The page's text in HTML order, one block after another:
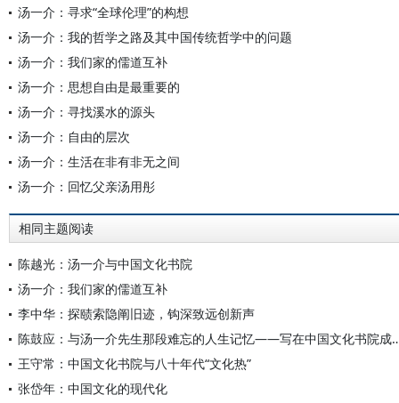
汤一介：寻求“全球伦理”的构想
汤一介：我的哲学之路及其中国传统哲学中的问题
汤一介：我们家的儒道互补
汤一介：思想自由是最重要的
汤一介：寻找溪水的源头
汤一介：自由的层次
汤一介：生活在非有非无之间
汤一介：回忆父亲汤用彤
相同主题阅读
陈越光：汤一介与中国文化书院
汤一介：我们家的儒道互补
李中华：探赜索隐阐旧迹，钩深致远创新声
陈鼓应：与汤一介先生那段难忘
王守常：中国文化书院与八十年代“文化热”
张岱年：中国文化的现代化